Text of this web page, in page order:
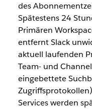
des
Spätestens 24
Primären
entfernt Slack
aktuell laufenden
Team- und
eingebettete
Services werden